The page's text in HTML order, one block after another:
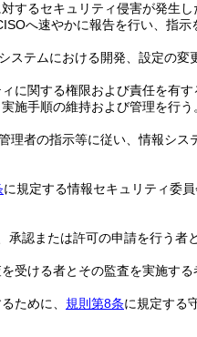
するセキュリティ侵害が発生
へ速やかに報告を行い、指示
ステムにおける開発、設定の
に関する権限および責任を有す
施手順の維持および管理を行う
理者の指示等に従い、情報シ
に規定する情報セキュリティ委
認または許可の申請を行う者
ける者とその監査を実施する
ために、 規則第8条に規定する